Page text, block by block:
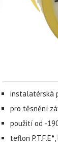
instalatérská
pro těsnění
použití od -
teflon P.T.F.E*